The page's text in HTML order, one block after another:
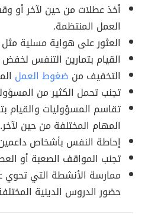
أخذ عطلات من حين لآخر أو
العمل المنتظمة.
العثور على هواية مسلية مثل
القيام بتمارين التنفس
التخفيف من ضغوط العمل
تجنب تحمل الكثير من
تقاسم المسؤوليات والقيام
المهام المختلفة من حين لآخر.
إحاطة النفس بأشخاص داعمين
تجنب المواقف الصعبة أو
ممارسة الأنشطة التي تحوي
حضور الدروس الدينية